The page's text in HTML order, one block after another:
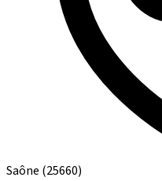
Saône (25660)